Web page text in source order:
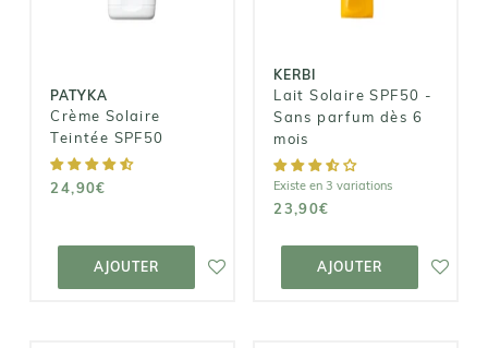
PATYKA
Crème Solaire
Teintée SPF50
24,90€
AJOUTER
AJOUTER AU
PANIER
KERBI
Lait Solaire SPF50 -
Sans parfum dès 6
mois
Existe en 3 variations
23,90€
AJOUTER
mois
AJOUTER AU
PANIER